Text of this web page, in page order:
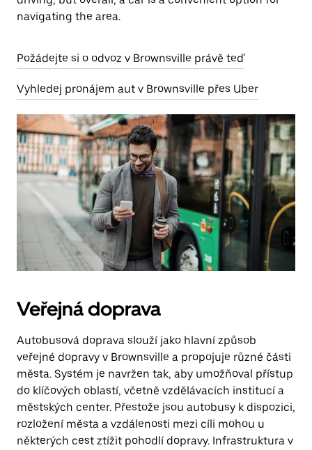
navigating the area.
Požádejte si o odvoz v Brownsville právě teď
Vyhledej pronájem aut v Brownsville přes Uber
Veřejná doprava
Autobusová doprava slouží jako hlavní způsob
veřejné dopravy v Brownsville a propojuje různé části
města. Systém je navržen tak, aby umožňoval přístup
do klíčových oblastí, včetně vzdělávacích institucí a
městských center. Přestože jsou autobusy k dispozici,
rozložení města a vzdálenosti mezi cíli mohou u
některých cest ztížit pohodlí dopravy. Infrastruktura v